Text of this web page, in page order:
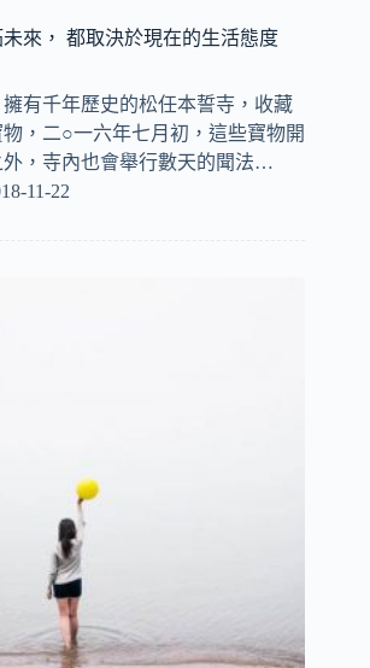
來， 都取決於現在的生活態度
擁有千年歷史的松任本誓寺，收藏
，二○一六年七月初，這些寶物開
，寺內也會舉行數天的聞法…
11-22